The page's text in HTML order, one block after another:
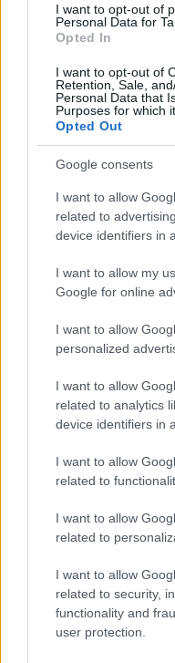
I want to opt-out of
Personal Data for
Opted In
I want to opt-out of
Retention, Sale,
Personal Data that
Purposes for which
Opted Out
Google consents
I want to allow
related to
device identifiers in
I want to allow my
Google for online
I want to allow
personalized
I want to allow
related to analytics
device identifiers in
I want to allow
related to
I want to allow
related to
I want to allow
related to security,
functionality and
user protection.
F
a
ce
b
o
k
T
w
it
te
r
Pi
n
te
re
st
p
NOTIZIE RECENTI
Andrea
minori,
Gallura,
Meteo
protagonisti
Test tunnel